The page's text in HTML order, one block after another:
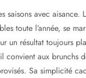
saisons avec aisance.
toute l’année, se
un résultat toujours
convient aux brunchs
Sa simplicité